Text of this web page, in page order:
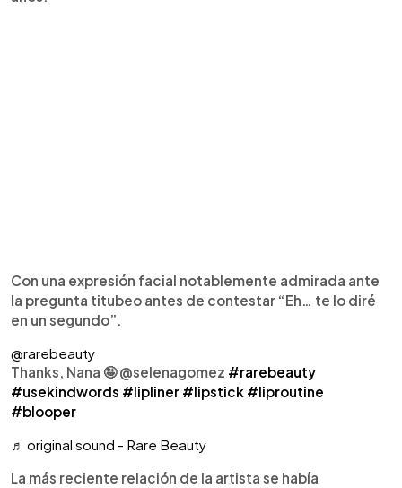
Con una expresión facial notablemente admirada ante
la pregunta titubeo antes de contestar “Eh… te lo diré
en un segundo”.
@rarebeauty
Thanks, Nana 🤪 @selenagomez #rarebeauty
#usekindwords #lipliner #lipstick #liproutine
#blooper
♬ original sound - Rare Beauty
La más reciente relación de la artista se había